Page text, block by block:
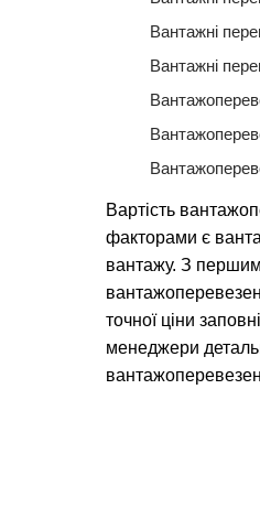
Вантажні
Вантажні
Вартість
факторами є
вантажу. З першим
точної ціни
менеджери